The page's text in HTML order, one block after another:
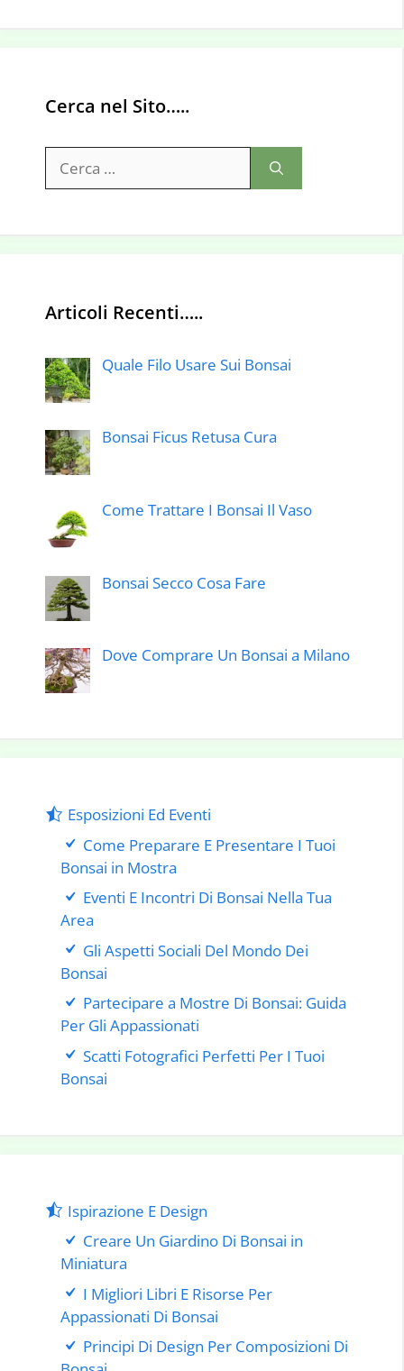
Cerca nel Sito…..
per:
Articoli Recenti…..
Quale Filo Usare Sui Bonsai
Bonsai Ficus Retusa Cura
Come Trattare I Bonsai Il Vaso
Bonsai Secco Cosa Fare
Dove Comprare Un Bonsai a Milano
Esposizioni Ed Eventi
Come Preparare E Presentare I Tuoi
Bonsai in Mostra
Eventi E Incontri Di Bonsai Nella Tua
Area
Gli Aspetti Sociali Del Mondo Dei
Bonsai
Partecipare a Mostre Di Bonsai: Guida
Per Gli Appassionati
Scatti Fotografici Perfetti Per I Tuoi
Bonsai
Ispirazione E Design
Creare Un Giardino Di Bonsai in
Miniatura
I Migliori Libri E Risorse Per
Appassionati Di Bonsai
Principi Di Design Per Composizioni Di